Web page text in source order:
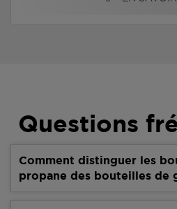
Questions
Comment distinguer les
propane des bouteilles de